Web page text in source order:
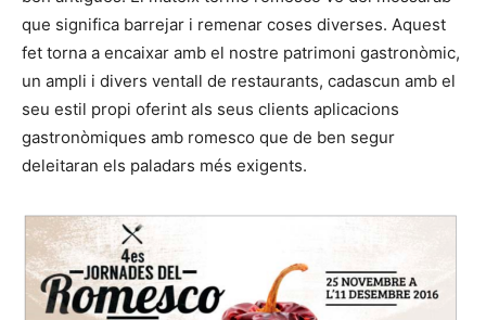
que significa barrejar i remenar coses diverses. Aquest
fet torna a encaixar amb el nostre patrimoni gastronòmic,
un ampli i divers ventall de restaurants, cadascun amb el
seu estil propi oferint als seus clients aplicacions
gastronòmiques amb romesco que de ben segur
deleitaran els paladars més exigents.